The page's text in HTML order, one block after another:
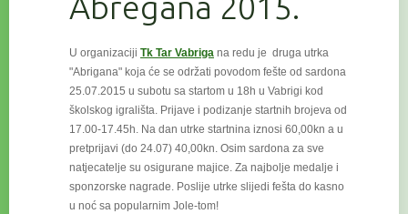
U organizaciji Tk Tar Vabriga na redu je druga utrka
"Abrigana" koja će se održati povodom fešte od sardona
25.07.2015 u subotu sa startom u 18h u Vabrigi kod
školskog igrališta. Prijave i podizanje startnih brojeva od
17.00-17.45h. Na dan utrke startnina iznosi 60,00kn a u
pretprijavi (do 24.07) 40,00kn. Osim sardona za sve
natjecatelje su osigurane majice. Za najbolje medalje i
sponzorske nagrade. Poslije utrke slijedi fešta do kasno
u noć sa popularnim Jole-tom!